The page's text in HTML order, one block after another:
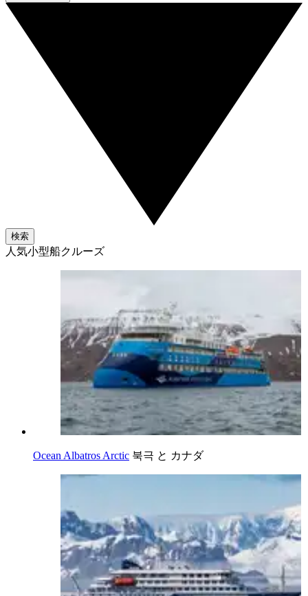
検索
人気小型船クルーズ
Ocean Albatros Arctic 북극 と カナダ